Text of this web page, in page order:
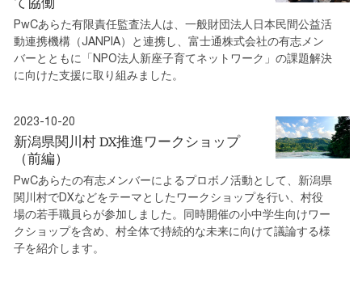
PwCあらた有限責任監査法人は、一般財団法人日本民間公益活
動連携機構（JANPIA）と連携し、富士通株式会社の有志メン
バーとともに「NPO法人新座子育てネットワーク」の課題解決
に向けた支援に取り組みました。
2023-10-20
新潟県関川村 DX推進ワークショップ
（前編）
PwCあらたの有志メンバーによるプロボノ活動として、新潟県
関川村でDXなどをテーマとしたワークショップを行い、村役
場の若手職員らが参加しました。同時開催の小中学生向けワー
クショップを含め、村全体で持続的な未来に向けて議論する様
子を紹介します。